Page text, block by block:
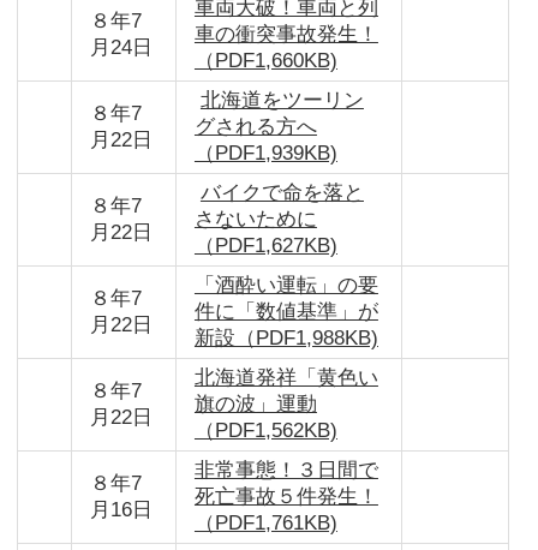
８年7
月24日
車両大破！車両と列
車の衝突事故発生！
（PDF1,660KB)
８年7
月22日
北海道をツーリン
グされる方へ
（PDF1,939KB)
８年7
月22日
バイクで命を落と
さないために
（PDF1,627KB)
８年7
月22日
「酒酔い運転」の要
件に「数値基準」が
新設（PDF1,988KB)
８年7
月22日
北海道発祥「黄色い
旗の波」運動
（PDF1,562KB)
８年7
月16日
非常事態！３日間で
死亡事故５件発生！
（PDF1,761KB)